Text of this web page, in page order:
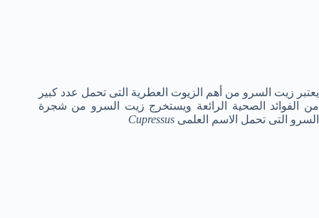
يعتبر زيت السرو من أهم الزيوت العطرية التى تحمل عدد كبير
من الفوائد الصحية الرائعة ويستخرج زيت السرو من شجرة
السرو التى تحمل الاسم العلمى Cupressus